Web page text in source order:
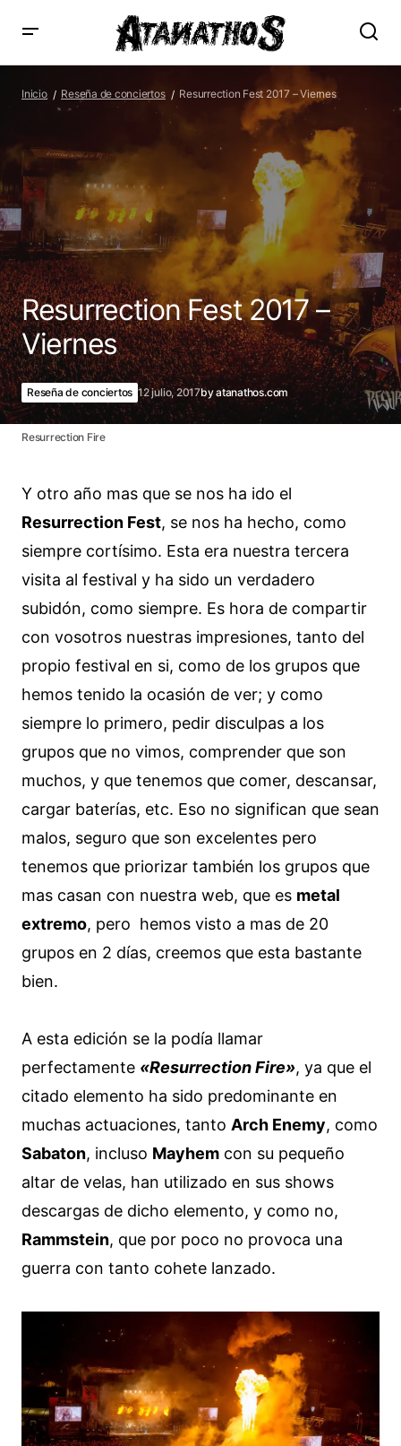
Resurrection Fest 2017 – Viernes
Inicio Reseña de conciertos Resurrection Fest 2017 – Viernes
Resurrection Fest 2017 –
Viernes
Reseña de conciertos 12 julio, 2017byatanathos.com
Resurrection Fire
Y otro año mas que se nos ha ido el
Resurrection Fest, se nos ha hecho, como
siempre cortísimo. Esta era nuestra tercera
visita al festival y ha sido un verdadero
subidón, como siempre. Es hora de compartir
con vosotros nuestras impresiones, tanto del
propio festival en si, como de los grupos que
hemos tenido la ocasión de ver; y como
siempre lo primero, pedir disculpas a los
grupos que no vimos, comprender que son
muchos, y que tenemos que comer, descansar,
cargar baterías, etc. Eso no significan que sean
malos, seguro que son excelentes pero
tenemos que priorizar también los grupos que
mas casan con nuestra web, que es metal
extremo, pero hemos visto a mas de 20
grupos en 2 días, creemos que esta bastante
bien.
A esta edición se la podía llamar
perfectamente «Resurrection Fire», ya que el
citado elemento ha sido predominante en
muchas actuaciones, tanto Arch Enemy, como
Sabaton, incluso Mayhem con su pequeño
altar de velas, han utilizado en sus shows
descargas de dicho elemento, y como no,
Rammstein, que por poco no provoca una
guerra con tanto cohete lanzado.